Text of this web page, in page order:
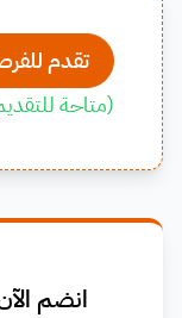
تقدم
(متاحة
انضم